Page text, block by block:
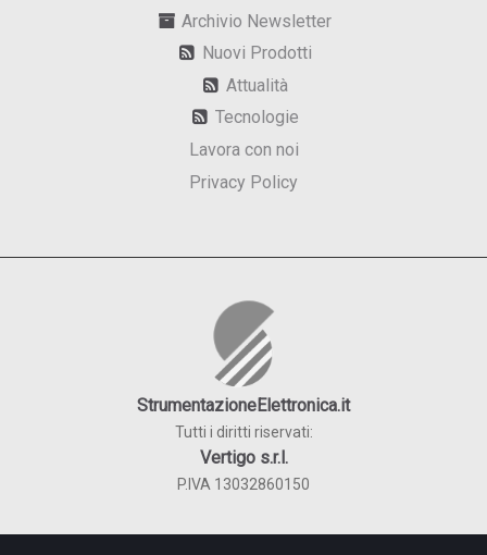
Archivio Newsletter
Nuovi Prodotti
Attualità
Tecnologie
Lavora con noi
Privacy Policy
StrumentazioneElettronica.it
Tutti i diritti riservati:
Vertigo s.r.l.
P.IVA 13032860150